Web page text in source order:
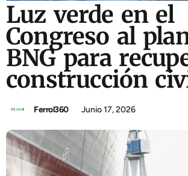
Luz verde en el
Congreso al
BNG para
construcción
Ferrol360 Junio 17, 2026